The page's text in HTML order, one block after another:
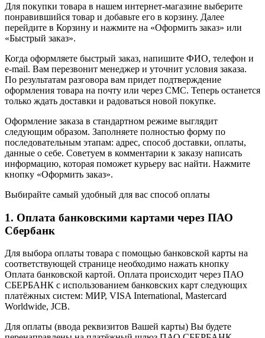
Для покупки товара в нашем интернет-магазине выберите
понравившийся товар и добавьте его в корзину. Далее
перейдите в Корзину и нажмите на «Оформить заказ» или
«Быстрый заказ».
Когда оформляете быстрый заказ, напишите ФИО, телефон и
e-mail. Вам перезвонит менеджер и уточнит условия заказа.
По результатам разговора вам придет подтверждение
оформления товара на почту или через СМС. Теперь останется
только ждать доставки и радоваться новой покупке.
Оформление заказа в стандартном режиме выглядит
следующим образом. Заполняете полностью форму по
последовательным этапам: адрес, способ доставки, оплаты,
данные о себе. Советуем в комментарии к заказу написать
информацию, которая поможет курьеру вас найти. Нажмите
кнопку «Оформить заказ».
Выбирайте самый удобный для вас способ оплаты
1. Оплата банковскими картами через ПАО
Сбербанк
Для выбора оплаты товара с помощью банковской карты на
соответствующей странице необходимо нажать кнопку
Оплата банковской картой. Оплата происходит через ПАО
СБЕРБАНК с использованием банковских карт следующих
платёжных систем: МИР, VISA International, Mastercard
Worldwide, JCB.
Для оплаты (ввода реквизитов Вашей карты) Вы будете